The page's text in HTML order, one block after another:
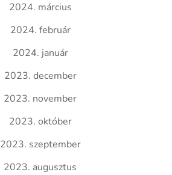
2024. március
2024. február
2024. január
2023. december
2023. november
2023. október
2023. szeptember
2023. augusztus